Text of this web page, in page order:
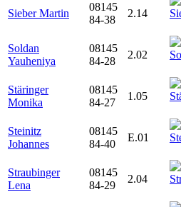
Sieber Martin
08145
84-38
2.14
Soldan
Yauheniya
08145
84-28
2.02
Stäringer
Monika
08145
84-27
1.05
Steinitz
Johannes
08145
84-40
E.01
Straubinger
Lena
08145
84-29
2.04